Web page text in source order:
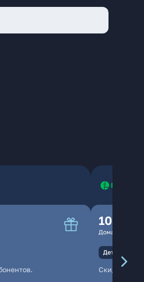
100
Домашний
Детали
Скидка